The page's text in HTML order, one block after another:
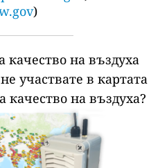
)
качество на въздуха
участвате в картата
качество на въздуха?